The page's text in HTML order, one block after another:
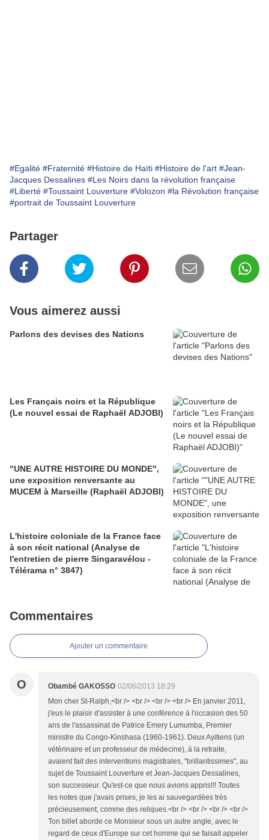
#Egalité #Fraternité #Histoire de Haïti #Histoire de l'art #Jean-
Jacques Dessalines #Les Noirs dans la révolution française
#Liberté #Toussaint Louverture #Volozon #la Révolution française
#portrait de Toussaint Louverture
Partager
Vous aimerez aussi
Parlons des devises des Nations
Les Français noirs et la République
(Le nouvel essai de Raphaël ADJOBI)
"UNE AUTRE HISTOIRE DU MONDE",
une exposition renversante au
MUCEM à Marseille (Raphaël ADJOBI)
L'histoire coloniale de la France face
à son récit national (Analyse de
l'entretien de pierre Singaravélou -
Télérama n° 3847)
Commentaires
Ajouter un commentaire
O Obambé GAKOSSO 02/06/2013 18:29
Mon cher St-Ralph,<br /> <br /> <br /> <br /> En janvier 2011,
j'eus le plaisir d'assister à une conférence à l'occasion des 50
ans de l'assassinat de Patrice Emery Lumumba, Premier
ministre du Congo-Kinshasa (1960-1961). Deux Ayitiens (un
vétérinaire et un professeur de médecine), à la retraite,
avaient fait des interventions magistrales, "brillantissimes", au
sujet de Toussaint Louverture et Jean-Jacques Dessalines,
son successeur. Qu'est-ce que nous avions appris!!! Toutes
les notes que j'avais prises, je les ai sauvegardées très
précieusement, comme des reliques.<br /> <br /> <br /> <br />
Ton billet aborde ce Monsieur sous un autre angle, avec le
regard de ceux d'Europe sur cet homme qui se faisait appeler